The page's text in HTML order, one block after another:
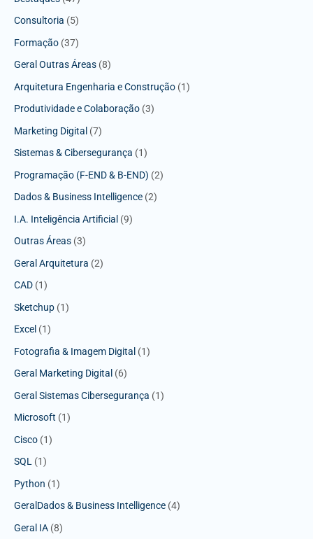
Consultoria (5)
Formação (37)
Geral Outras Áreas (8)
Arquitetura Engenharia e Construção (1)
Produtividade e Colaboração (3)
Marketing Digital (7)
Sistemas & Cibersegurança (1)
Programação (F-END & B-END) (2)
Dados & Business Intelligence (2)
I.A. Inteligência Artificial (9)
Outras Áreas (3)
Geral Arquitetura (2)
CAD (1)
Sketchup (1)
Excel (1)
Fotografia & Imagem Digital (1)
Geral Marketing Digital (6)
Geral Sistemas Cibersegurança (1)
Microsoft (1)
Cisco (1)
SQL (1)
Python (1)
GeralDados & Business Intelligence (4)
Geral IA (8)